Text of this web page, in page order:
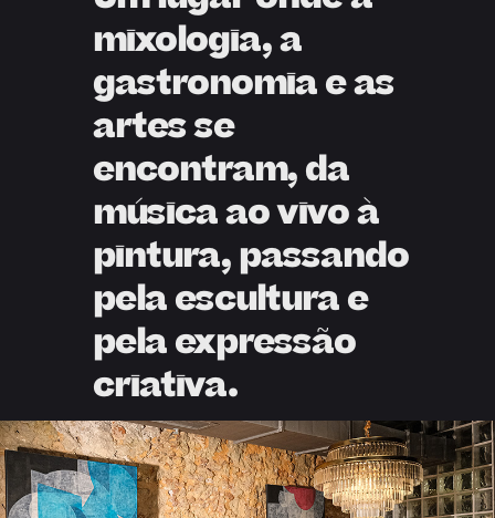
mixologia, a
gastronomia e as
artes se
encontram, da
música ao vivo à
pintura, passando
pela escultura e
pela expressão
criativa.